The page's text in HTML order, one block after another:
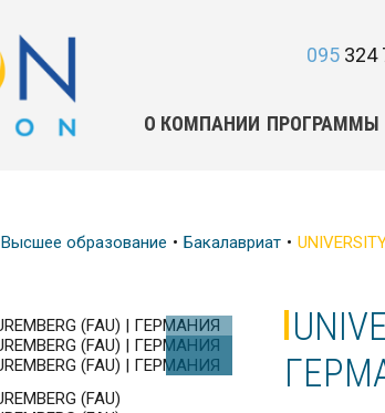
095 324
О КОМПАНИИ ПРОГРАММЫ
Высшее образование Бакалавриат